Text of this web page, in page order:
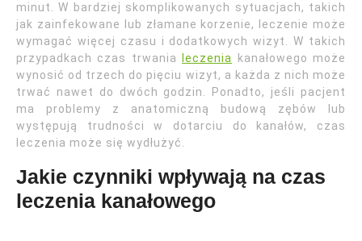
minut. W bardziej skomplikowanych sytuacjach, takich
jak zainfekowane lub złamane korzenie, leczenie może
wymagać więcej czasu i dodatkowych wizyt. W takich
przypadkach czas trwania
leczenia
kanałowego może
wynosić od trzech do pięciu wizyt, a każda z nich może
trwać nawet do dwóch godzin. Ponadto, jeśli pacjent
ma problemy z anatomiczną budową zębów lub
występują trudności w dotarciu do kanałów, czas
leczenia może się wydłużyć.
Jakie czynniki wpływają na czas
leczenia kanałowego